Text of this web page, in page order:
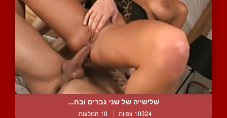
שלישייה של שני גברים ובח...
10324 צפיות | 10 המלצות